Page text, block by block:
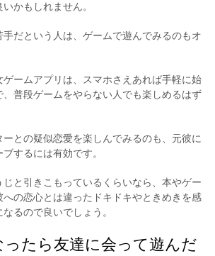
かもしれません。
だという人は、ゲームで遊んでみるのもオ
ームアプリは、スマホさえあれば手軽に始
普段ゲームをやらない人でも楽しめるはず
との疑似恋愛を楽しんでみるのも、元彼に
するには有効です。
と引きこもっているくらいなら、本やゲー
への恋心とは違ったドキドキやときめきを感
るので良いでしょう。
たら友達に会って遊んだ